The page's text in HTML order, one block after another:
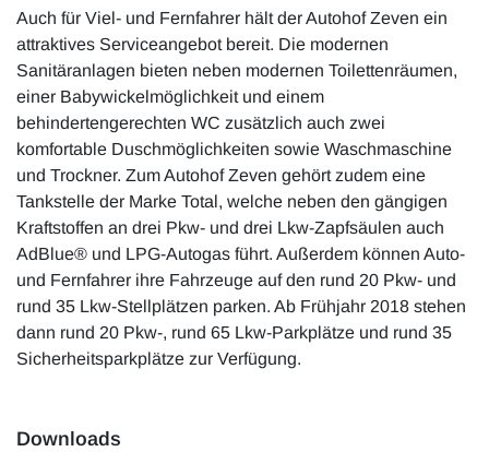
Auch für Viel- und Fernfahrer hält der Autohof Zeven ein
attraktives Serviceangebot bereit. Die modernen
Sanitäranlagen bieten neben modernen Toilettenräumen,
einer Babywickelmöglichkeit und einem
behindertengerechten WC zusätzlich auch zwei
komfortable Duschmöglichkeiten sowie Waschmaschine
und Trockner. Zum Autohof Zeven gehört zudem eine
Tankstelle der Marke Total, welche neben den gängigen
Kraftstoffen an drei Pkw- und drei Lkw-Zapfsäulen auch
AdBlue® und LPG-Autogas führt. Außerdem können Auto-
und Fernfahrer ihre Fahrzeuge auf den rund 20 Pkw- und
rund 35 Lkw-Stellplätzen parken. Ab Frühjahr 2018 stehen
dann rund 20 Pkw-, rund 65 Lkw-Parkplätze und rund 35
Sicherheitsparkplätze zur Verfügung.
Downloads